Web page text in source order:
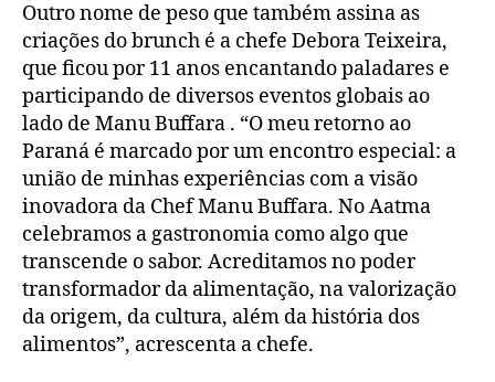
Outro nome de peso que também assina as
criações do brunch é a chefe Debora Teixeira,
que ficou por 11 anos encantando paladares e
participando de diversos eventos globais ao
lado de Manu Buffara . “O meu retorno ao
Paraná é marcado por um encontro especial: a
união de minhas experiências com a visão
inovadora da Chef Manu Buffara. No Aatma
celebramos a gastronomia como algo que
transcende o sabor. Acreditamos no poder
transformador da alimentação, na valorização
da origem, da cultura, além da história dos
alimentos”, acrescenta a chefe.